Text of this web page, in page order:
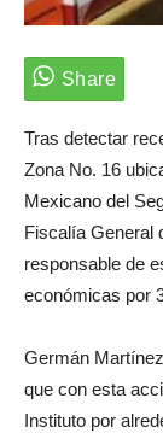
Tras detectar
Zona No. 16
Mexicano del
Fiscalía General
responsable de
económicas por
Germán
que con esta
Instituto por